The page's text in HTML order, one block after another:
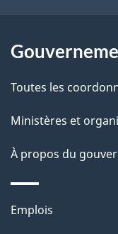
a
g
e
r
a
c
i
o
n
Toutes les
Ministères et
À propos du
Thèmes
Emplois